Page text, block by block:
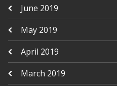
June 2019
May 2019
April 2019
March 2019